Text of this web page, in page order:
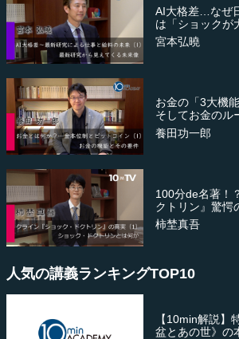
AI大格差…なぜ
は「ショックが
宮本弘曉
お金の「3大機
そしてお金のル
養田功一郎
100分de名著！
クトリン』驚愕
柿埜真吾
人気の講義ランキングTOP10
【10min解説】
盆とあの世》の